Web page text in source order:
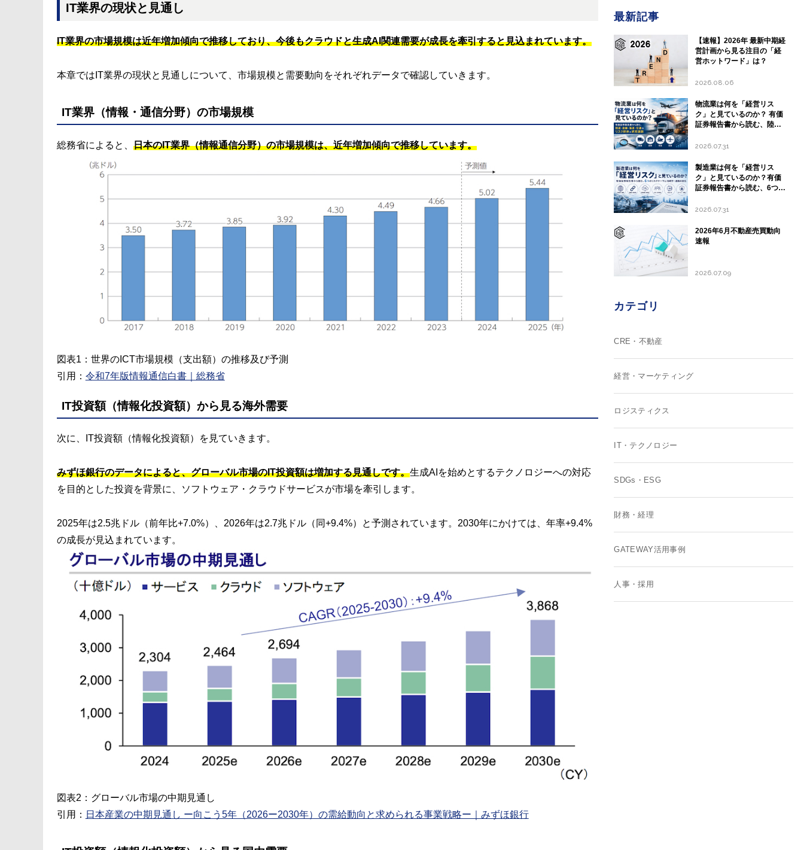
IT業界の現状と見通し
IT業界の市場規模は近年増加傾向で推移しており、今後もクラウドと生成AI関連需要が成長を牽引すると見込まれています。
本章ではIT業界の現状と見通しについて、市場規模と需要動向をそれぞれデータで確認していきます。
IT業界（情報・通信分野）の市場規模
総務省によると、 日本のIT業界（情報通信分野）の市場規模は、近年増加傾向で推移しています。
図表1：世界のICT市場規模（支出額）の推移及び予測
引用： 令和7年版情報通信白書｜総務省
IT投資額（情報化投資額）から見る海外需要
次に、IT投資額（情報化投資額）を見ていきます。
みずほ銀行のデータによると、グローバル市場のIT投資額は増加する見通しです。生成AIを始めとするテクノロジーへの対応
を目的とした投資を背景に、ソフトウェア・クラウドサービスが市場を牽引します。
2025年は2.5兆ドル（前年比+7.0%）、2026年は2.7兆ドル（同+9.4%）と予測されています。2030年にかけては、年率+9.4%
の成長が見込まれています。
図表2：グローバル市場の中期見通し
引用： 日本産業の中期見通し ー向こう5年（2026ー2030年）の需給動向と求められる事業戦略ー｜みずほ銀行
最新記事
【速報】2026年 最新中期経
営計画から見る注目の「経
営ホットワード」は？
2026.08.06
物流業は何を「経営リス
ク」と見ているのか？ 有価
証券報告書から読む、陸
スク開示と経営課題
2026.07.31
製造業は何を「経営リス
ク」と見ているのか？有価
証券報告書から読む、6つの
商の変化
2026.07.31
2026年6月不動産売買動向
速報
2026.07.09
カテゴリ
CRE・不動産
経営・マーケティング
ロジスティクス
IT・テクノロジー
SDGs・ESG
財務・経理
GATEWAY活用事例
人事・採用